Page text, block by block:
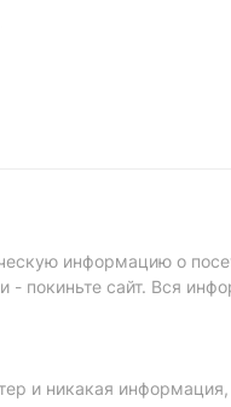
информацию о
покиньте сайт. Вся
и никакая